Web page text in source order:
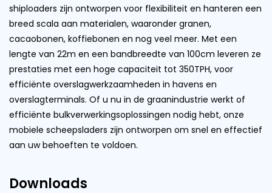
shiploaders zijn ontworpen voor flexibiliteit en hanteren een
breed scala aan materialen, waaronder granen,
cacaobonen, koffiebonen en nog veel meer. Met een
lengte van 22m en een bandbreedte van 100cm leveren ze
prestaties met een hoge capaciteit tot 350TPH, voor
efficiënte overslagwerkzaamheden in havens en
overslagterminals. Of u nu in de graanindustrie werkt of
efficiënte bulkverwerkingsoplossingen nodig hebt, onze
mobiele scheepsladers zijn ontworpen om snel en effectief
aan uw behoeften te voldoen.
Downloads